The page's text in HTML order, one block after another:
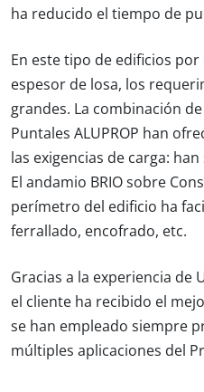
ha reducido el tiempo de
En este tipo de edificios
espesor de losa, los
grandes. La combinación
Puntales ALUPROP han
las exigencias de carga:
El andamio BRIO sobre
perímetro del edificio ha
ferrallado, encofrado, etc.
Gracias a la experiencia de
el cliente ha recibido el
se han empleado siempre
múltiples aplicaciones del